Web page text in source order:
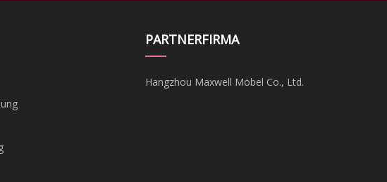
PARTNERFIRMA
Hangzhou Maxwell Möbel Co., Ltd.